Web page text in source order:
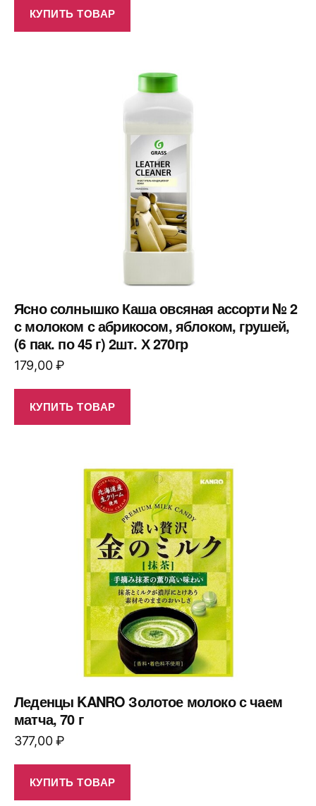
КУПИТЬ ТОВАР
Ясно солнышко Каша овсяная ассорти № 2
с молоком с абрикосом, яблоком, грушей,
(6 пак. по 45 г) 2шт. Х 270гр
179,00₽
КУПИТЬ ТОВАР
Леденцы KANRO Золотое молоко с чаем
матча, 70 г
377,00₽
КУПИТЬ ТОВАР